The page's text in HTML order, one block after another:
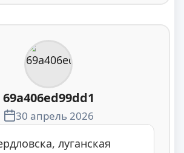
69a406ed99dd1
30 апрель 2026
луганская